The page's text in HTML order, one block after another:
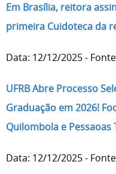
Em Brasília, reitora
primeira Cuidoteca da
Data: 12/12/2025 -
UFRB Abre Processo
Graduação em 2026!
Quilombola e Pessaoas
Data: 12/12/2025 -